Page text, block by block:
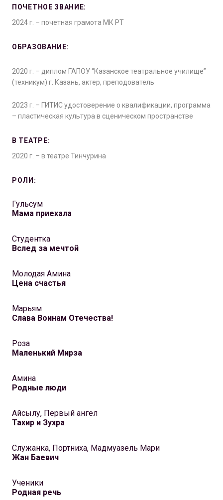
ПОЧЕТНОЕ ЗВАНИЕ:
2024 г. – почетная грамота МК РТ
ОБРАЗОВАНИЕ:
2020 г. – диплом ГАПОУ “Казанское театральное училище”
(техникум) г. Казань, актер, преподователь
2023 г. – ГИТИС удостоверение о квалификации, программа
– пластическая культура в сценическом пространстве
В ТЕАТРЕ:
2020 г. – в театре Тинчурина
РОЛИ:
Гульсум
Мама приехала
Студентка
Вслед за мечтой
Молодая Амина
Цена счастья
Марьям
Слава Воинам Отечества!
Роза
Маленький Мирза
Амина
Родные люди
Айсылу, Первый ангел
Тахир и Зухра
Служанка, Портниха, Мадмуазель Мари
Жан Баевич
Ученики
Родная речь